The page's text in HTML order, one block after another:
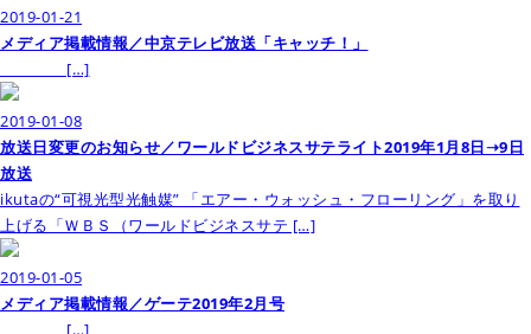
2019-01-21
メディア掲載情報／中京テレビ放送「キャッチ！」
[…]
2019-01-08
放送日変更のお知らせ／ワールドビジネスサテライト2019年1月8日➝9日
放送
ikutaの“可視光型光触媒” 「エアー・ウォッシュ・フローリング」を取り
上げる「ＷＢＳ（ワールドビジネスサテ […]
2019-01-05
メディア掲載情報／ゲーテ2019年2月号
[…]